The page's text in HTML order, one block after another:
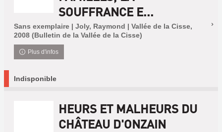
SOUFFRANCE E...
Sans exemplaire | Joly, Raymond | Vallée de la Cisse,
2008 (Bulletin de la Vallée de la Cisse)
Plus d'infos
Indisponible
HEURS ET MALHEURS DU
CHÂTEAU D'ONZAIN